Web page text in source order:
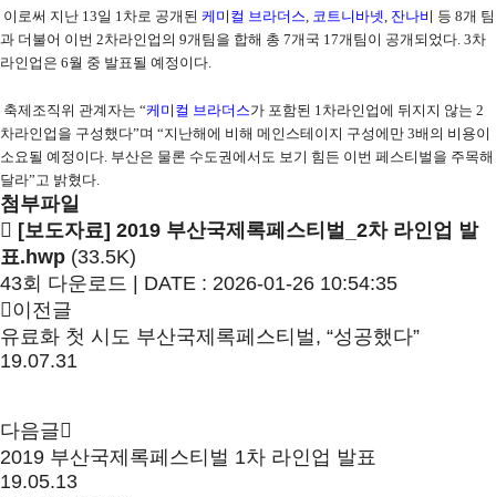
이로써 지난 13일 1 차로 공개된 케미컬 브라더스 코트니바넷 잔나비 등 8개 팀
과 더불어 이번 2차라인업의 9개팀을 합해 총 7개국 17개팀이 공개되었다 . 3차
라인업은 6월 중 발표될 예정이다
축제조직위 관계자는 “케미컬 브라더스가 포함된 1 차라인업에 뒤지지 않는 2
차라인업을 구성했다”며 “지난해에 비해 메인스테이지 구성에만 3배의 비용이
소요될 예정이다 부산은 물론 수도권에서도 보기 힘든 이번 페스티벌을 주목해
달라” 고 밝혔다
첨부파일
[보도자료] 2019 부산국제록페스티벌_2차 라인업 발
표.hwp (33.5K)
43회 다운로드 | DATE : 2026-01-26 10:54:35
이전글
유료화 첫 시도 부산국제록페스티벌, “성공했다”
19.07.31
다음글
2019 부산국제록페스티벌 1차 라인업 발표
19.05.13